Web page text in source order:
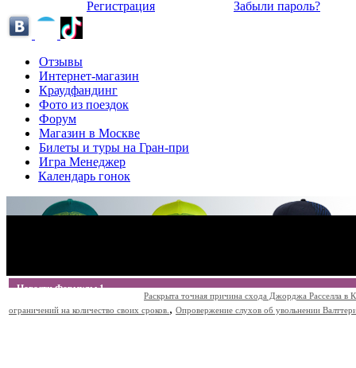
Регистрация
Забыли пароль?
Отзывы
Интернет-магазин
Краудфандинг
Фото из поездок
Форум
Магазин в Москве
Билеты и туры на Гран-при
Игра Менеджер
Календарь гонок
Новости Формулы 1
Раскрыта точная причина схода Джорджа Расселла в
ограничений на количество своих сроков. , Опровержение слухов об увольнении